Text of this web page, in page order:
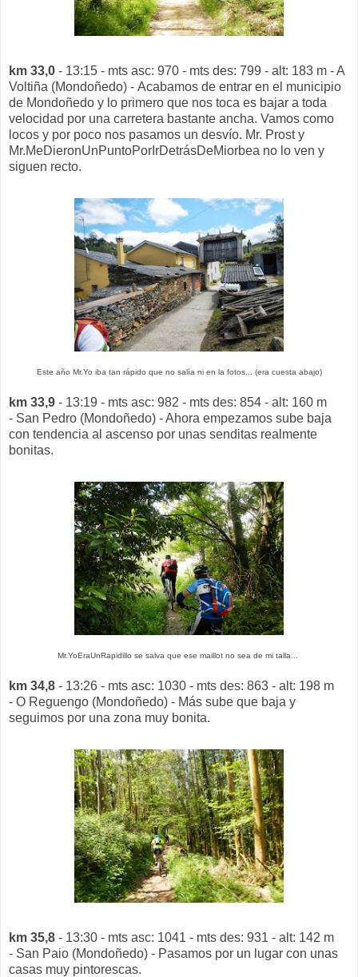
km 33,0 - 13:15 - mts asc: 970 - mts des: 799 - alt: 183 m - A
Voltiña (Mondoñedo) - Acabamos de entrar en el municipio
de Mondoñedo y lo primero que nos toca es bajar a toda
velocidad por una carretera bastante ancha. Vamos como
locos y por poco nos pasamos un desvío. Mr. Prost y
Mr.MeDieronUnPuntoPorIrDetrásDeMiorbea no lo ven y
siguen recto.
Este año Mr.Yo iba tan rápido que no salía ni en la fotos... (era cuesta abajo)
km 33,9 - 13:19 - mts asc: 982 - mts des: 854 - alt: 160 m
- San Pedro (Mondoñedo) - Ahora empezamos sube baja
con tendencia al ascenso por unas senditas realmente
bonitas.
Mr.YoEraUnRapidillo se salva que ese maillot no sea de mi talla...
km 34,8 - 13:26 - mts asc: 1030 - mts des: 863 - alt: 198 m
- O Reguengo (Mondoñedo) - Más sube que baja y
seguimos por una zona muy bonita.
km 35,8 - 13:30 - mts asc: 1041 - mts des: 931 - alt: 142 m
- San Paio (Mondoñedo) - Pasamos por un lugar con unas
casas muy pintorescas.